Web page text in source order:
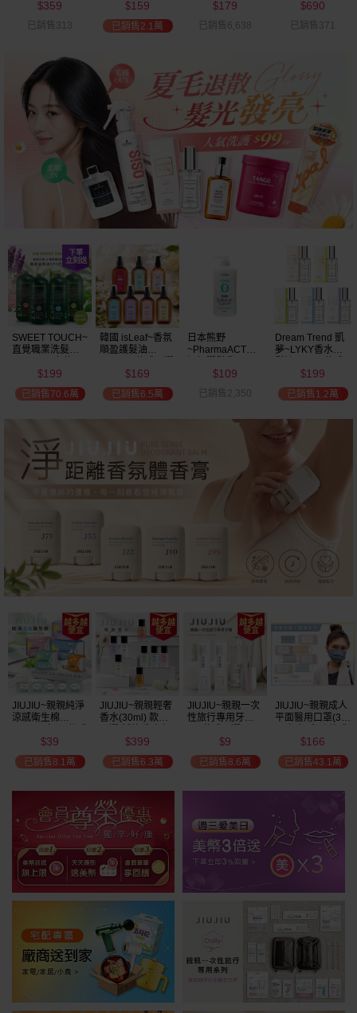
限時54 美幣
加碼送
59
$359
已銷售313
$159
已銷售2.1萬
$179
已銷售6,638
$690
已銷售371
SWEET TOUCH~
直覺職業洗髮精
選 全新包裝
$199
已銷售70.6萬
韓國 isLeaf~香氛
順盈護髮油
$169
已銷售6.5萬
日本熊野
~PharmaACT無
(600ml)
$109
已銷售2,350
Dream Trend 凱
夢~LYKY香水護
$199
已銷售1.2萬
JIUJIU~親親純淨
涼感衛生棉
$39
已銷售8.1萬
JIUJIU~親親輕奢
香水(30ml) 款式
市/平替香水/大牌
香水/大牌平替
$399
已銷售6.3萬
JIUJIU~親親一次
性旅行專用牙刷(1
$9
已銷售8.6萬
JIUJIU~親親成人
平面醫用口罩(30
可選 MD雙鋼印
$166
已銷售43.1萬